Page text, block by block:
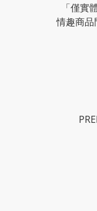
「僅實
情趣商品